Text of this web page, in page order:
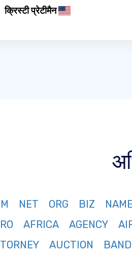
क्रिस्टी प्रेटीमैन
NET ORG BIZ NAME
AFRICA AGENCY
AUCTION BAND